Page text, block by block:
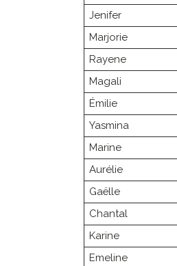
Jenifer
Marjorie
Rayene
Magali
Émilie
Yasmina
Marine
Aurélie
Gaëlle
Chantal
Karine
Emeline